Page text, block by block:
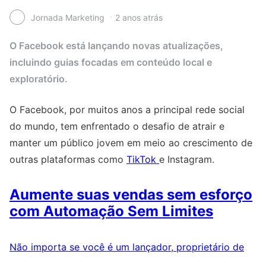
Jornada Marketing 2 anos atrás
O Facebook está lançando novas atualizações,
incluindo guias focadas em conteúdo local e
exploratório.
O Facebook, por muitos anos a principal rede social
do mundo, tem enfrentado o desafio de atrair e
manter um público jovem em meio ao crescimento de
outras plataformas como TikTok e Instagram.
Aumente suas vendas sem esforço
com Automação Sem Limites
Não importa se você é um lançador, proprietário de